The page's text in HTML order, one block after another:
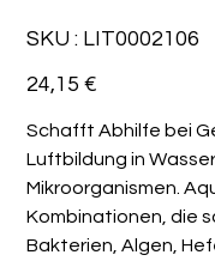
SKU : SKU
LIT0002106
LIT0002106
Prix
24,15 €
Schafft Abhilfe bei
Luftbildung in
Mikroorganismen.
Kombinationen, die
Bakterien, Algen,